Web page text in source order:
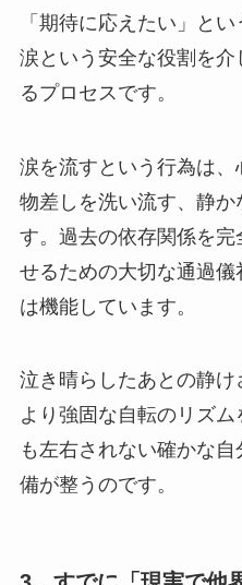
「期待に応えたい」と
涙という安全な役割を
るプロセスです。
涙を流すという行為は
物差しを洗い流す、静
す。過去の依存関係を完
せるための大切な通過
は機能しています。
泣き晴らしたあとの静
より強固な自転のリズ
も左右されない確かな
備が整うのです。